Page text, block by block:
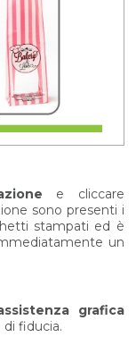
e cliccare
sono presenti i
stampati ed è
un
grafica
fiducia.